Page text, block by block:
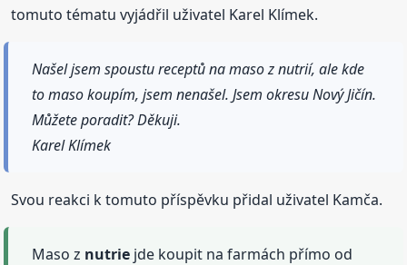
tomuto tématu vyjádřil uživatel Karel Klímek.
Našel jsem spoustu receptů na maso z nutrií, ale kde
to maso koupím, jsem nenašel. Jsem okresu Nový Jičín.
Můžete poradit? Děkuji.
Karel Klímek
Svou reakci k tomuto příspěvku přidal uživatel Kamča.
Maso z nutrie jde koupit na farmách přímo od